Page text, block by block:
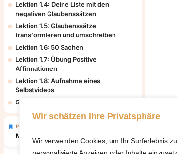
Wir schätzen Ihre Privatsphäre
Wir verwenden Cookies, um Ihr Surferlebnis
Lektion 1.4: Deine Liste mit den
negativen Glaubenssätzen
Lektion 1.5: Glaubenssätze
transformieren und umschreiben
Lektion 1.6: 50 Sachen
Lektion 1.7: Übung Positive
Affirmationen
Lektion 1.8: Aufnahme eines
Selbstvideos
Garantietracker für Modul 1
Premiumkurs
Modul 2 - Magic Money Flow